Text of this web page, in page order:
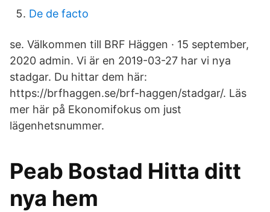
De de facto
se. Välkommen till BRF Häggen · 15 september,
2020 admin. Vi är en 2019-03-27 har vi nya
stadgar. Du hittar dem här:
https://brfhaggen.se/brf-haggen/stadgar/. Läs
mer här på Ekonomifokus om just
lägenhetsnummer.
Peab Bostad Hitta ditt
nya hem